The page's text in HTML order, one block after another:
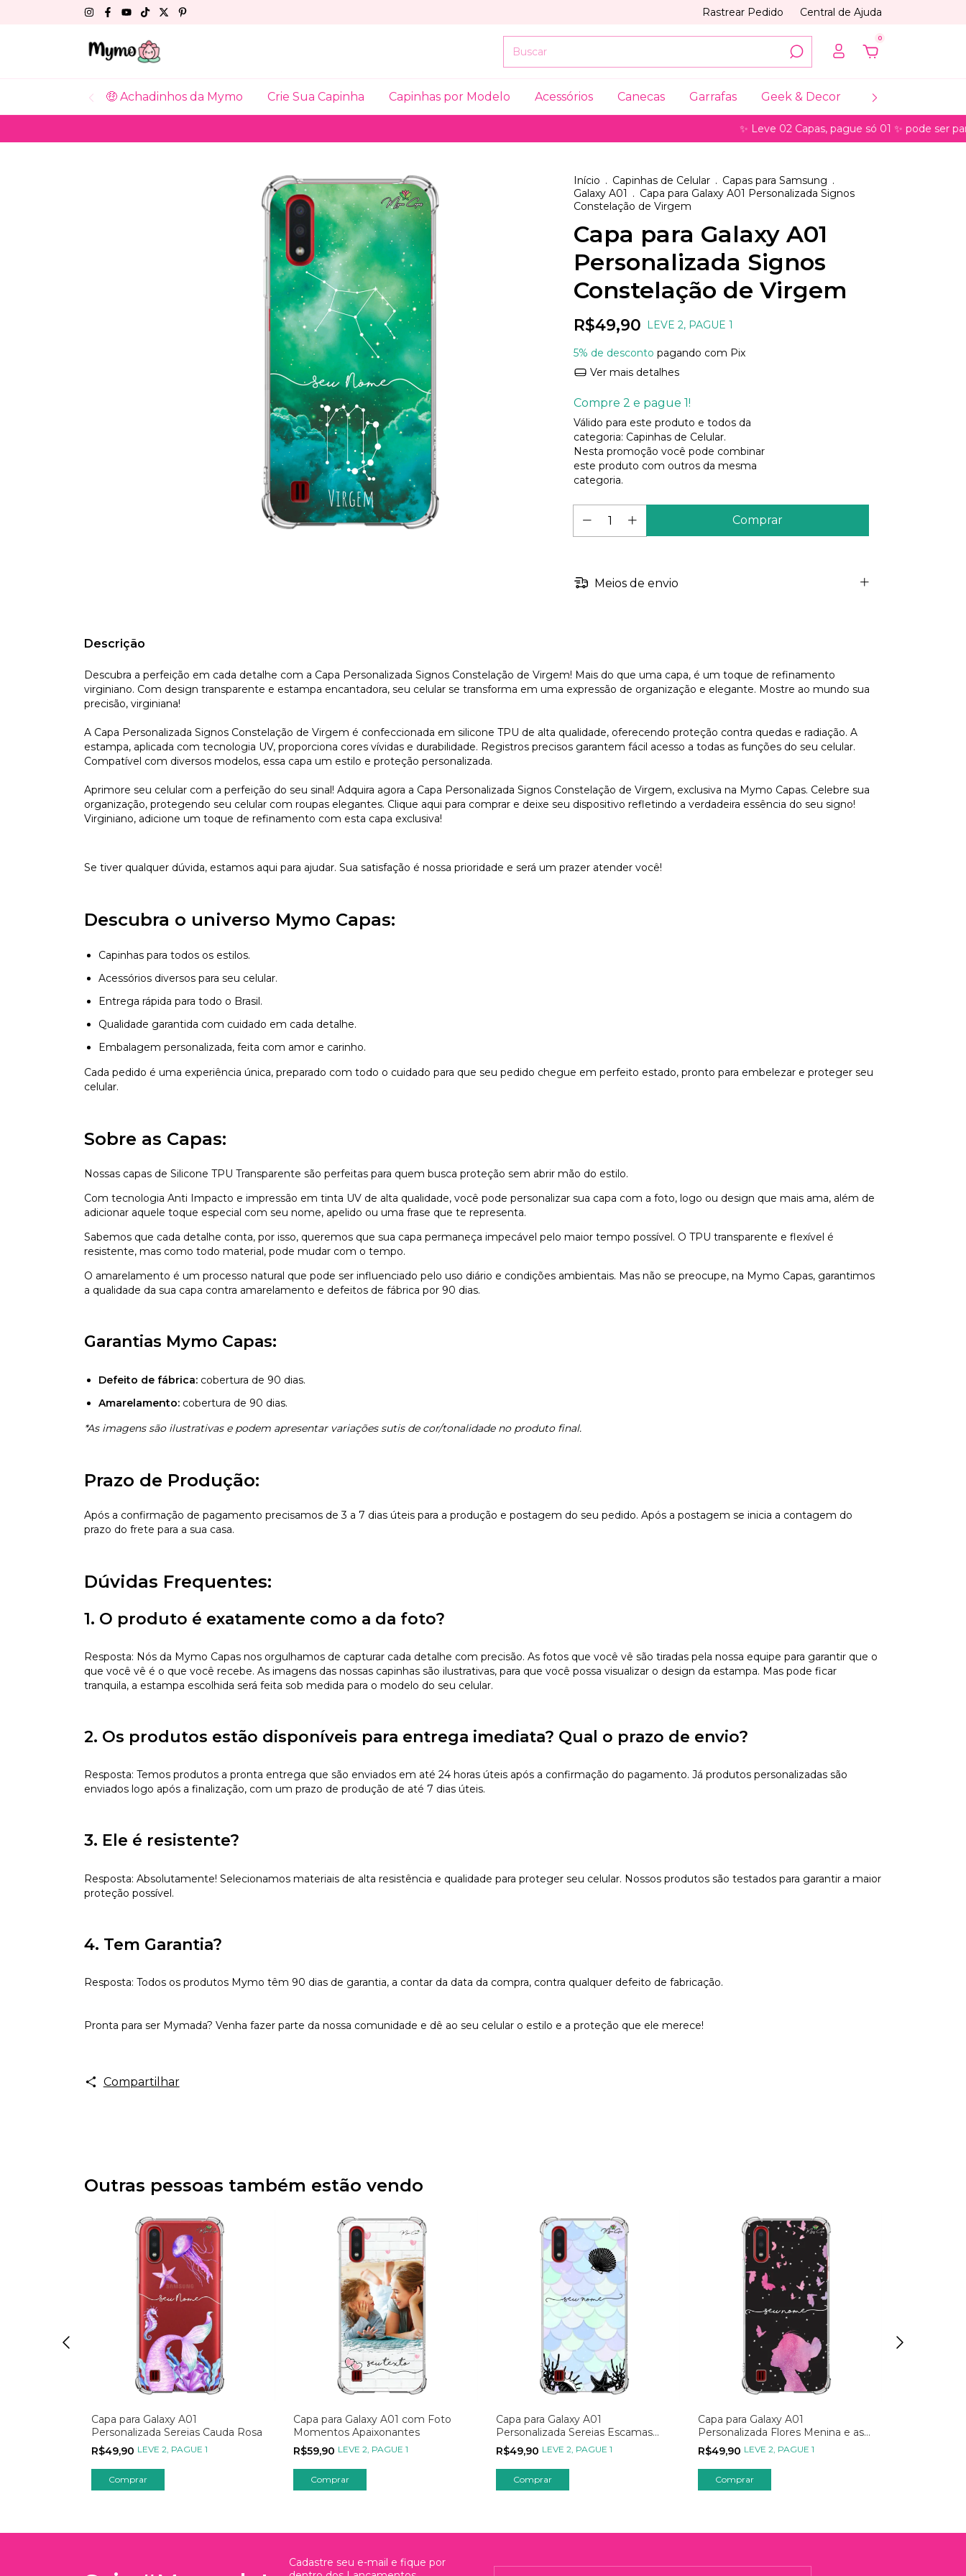
Rastrear Pedido Central de Ajuda
0
🤑 Achadinhos da Mymo Crie Sua Capinha Capinhas por Modelo Acessórios Canecas Garrafas Geek & Decor Coleções
✨ Leve 02 Capas, pague só 01 ✨ pode ser para
Início . Capinhas de Celular . Capas para Samsung .
Galaxy A01 . Capa para Galaxy A01 Personalizada Signos
Constelação de Virgem
Capa para Galaxy A01
Personalizada Signos
Constelação de Virgem
R$49,90 LEVE 2, PAGUE 1
5% de desconto pagando com Pix
Ver mais detalhes
Compre 2 e pague 1!
Válido para este produto e todos da
categoria: Capinhas de Celular.
Nesta promoção você pode combinar
este produto com outros da mesma
categoria.
Meios de envio
Descrição
Descubra a perfeição em cada detalhe com a Capa Personalizada Signos Constelação de Virgem! Mais do que uma capa, é um toque de refinamento
virginiano. Com design transparente e estampa encantadora, seu celular se transforma em uma expressão de organização e elegante. Mostre ao mundo sua
precisão, virginiana!
A Capa Personalizada Signos Constelação de Virgem é confeccionada em silicone TPU de alta qualidade, oferecendo proteção contra quedas e radiação. A
estampa, aplicada com tecnologia UV, proporciona cores vívidas e durabilidade. Registros precisos garantem fácil acesso a todas as funções do seu celular.
Compatível com diversos modelos, essa capa um estilo e proteção personalizada.
Aprimore seu celular com a perfeição do seu sinal! Adquira agora a Capa Personalizada Signos Constelação de Virgem, exclusiva na Mymo Capas. Celebre sua
organização, protegendo seu celular com roupas elegantes. Clique aqui para comprar e deixe seu dispositivo refletindo a verdadeira essência do seu signo!
Virginiano, adicione um toque de refinamento com esta capa exclusiva!
Se tiver qualquer dúvida, estamos aqui para ajudar. Sua satisfação é nossa prioridade e será um prazer atender você!
Descubra o universo Mymo Capas:
Capinhas para todos os estilos.
Acessórios diversos para seu celular.
Entrega rápida para todo o Brasil.
Qualidade garantida com cuidado em cada detalhe.
Embalagem personalizada, feita com amor e carinho.
Cada pedido é uma experiência única, preparado com todo o cuidado para que seu pedido chegue em perfeito estado, pronto para embelezar e proteger seu
celular.
Sobre as Capas:
Nossas capas de Silicone TPU Transparente são perfeitas para quem busca proteção sem abrir mão do estilo.
Com tecnologia Anti Impacto e impressão em tinta UV de alta qualidade, você pode personalizar sua capa com a foto, logo ou design que mais ama, além de
adicionar aquele toque especial com seu nome, apelido ou uma frase que te representa.
Sabemos que cada detalhe conta, por isso, queremos que sua capa permaneça impecável pelo maior tempo possível. O TPU transparente e flexível é
resistente, mas como todo material, pode mudar com o tempo.
O amarelamento é um processo natural que pode ser influenciado pelo uso diário e condições ambientais. Mas não se preocupe, na Mymo Capas, garantimos
a qualidade da sua capa contra amarelamento e defeitos de fábrica por 90 dias.
Garantias Mymo Capas:
Defeito de fábrica: cobertura de 90 dias.
Amarelamento: cobertura de 90 dias.
*As imagens são ilustrativas e podem apresentar variações sutis de cor/tonalidade no produto final.
Prazo de Produção:
Após a confirmação de pagamento precisamos de 3 a 7 dias úteis para a produção e postagem do seu pedido. Após a postagem se inicia a contagem do
prazo do frete para a sua casa.
Dúvidas Frequentes:
1. O produto é exatamente como a da foto?
Resposta: Nós da Mymo Capas nos orgulhamos de capturar cada detalhe com precisão. As fotos que você vê são tiradas pela nossa equipe para garantir que o
que você vê é o que você recebe. As imagens das nossas capinhas são ilustrativas, para que você possa visualizar o design da estampa. Mas pode ficar
tranquila, a estampa escolhida será feita sob medida para o modelo do seu celular.
2. Os produtos estão disponíveis para entrega imediata? Qual o prazo de envio?
Resposta: Temos produtos a pronta entrega que são enviados em até 24 horas úteis após a confirmação do pagamento. Já produtos personalizadas são
enviados logo após a finalização, com um prazo de produção de até 7 dias úteis.
3. Ele é resistente?
Resposta: Absolutamente! Selecionamos materiais de alta resistência e qualidade para proteger seu celular. Nossos produtos são testados para garantir a maior
proteção possível.
4. Tem Garantia?
Resposta: Todos os produtos Mymo têm 90 dias de garantia, a contar da data da compra, contra qualquer defeito de fabricação.
Pronta para ser Mymada? Venha fazer parte da nossa comunidade e dê ao seu celular o estilo e a proteção que ele merece!
Compartilhar
Outras pessoas também estão vendo
Capa para Galaxy A01
Personalizada Sereias Cauda Rosa
R$49,90 LEVE 2, PAGUE 1
Capa para Galaxy A01 com Foto
Momentos Apaixonantes
R$59,90 LEVE 2, PAGUE 1
Capa para Galaxy A01
Personalizada Sereias Escamas
Azul
R$49,90 LEVE 2, PAGUE 1
Capa para Galaxy A01
Personalizada Flores Menina e as
Borboletas
R$49,90 LEVE 2, PAGUE 1
Cadastre seu e-mail e fique por